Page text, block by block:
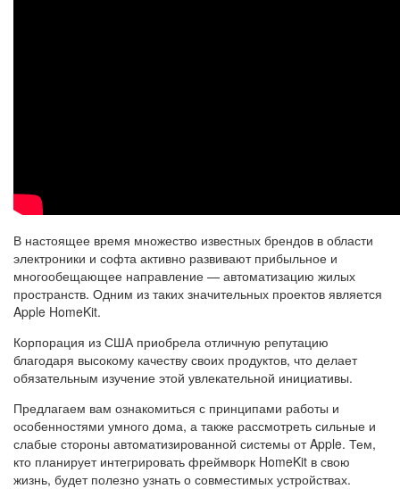
В настоящее время множество известных брендов в области
электроники и софта активно развивают прибыльное и
многообещающее направление — автоматизацию жилых
пространств. Одним из таких значительных проектов является
Apple HomeKit.
Корпорация из США приобрела отличную репутацию
благодаря высокому качеству своих продуктов, что делает
обязательным изучение этой увлекательной инициативы.
Предлагаем вам ознакомиться с принципами работы и
особенностями умного дома, а также рассмотреть сильные и
слабые стороны автоматизированной системы от Apple. Тем,
кто планирует интегрировать фреймворк HomeKit в свою
жизнь, будет полезно узнать о совместимых устройствах.